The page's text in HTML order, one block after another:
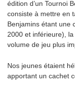
édition d’un Tournoi
consiste à mettre en
Benjamins étant une
2000 et inférieure),
volume de jeu plus
Nos jeunes étaient
apportant un cachet